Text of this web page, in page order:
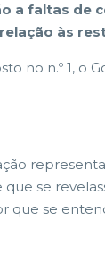
a faltas
às
no n.º 1, o
se
que se